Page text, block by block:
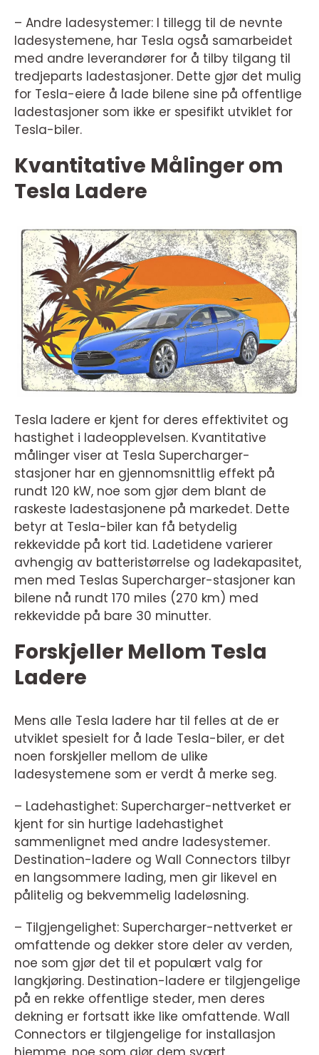
– Andre ladesystemer: I tillegg til de nevnte
ladesystemene, har Tesla også samarbeidet
med andre leverandører for å tilby tilgang til
tredjeparts ladestasjoner. Dette gjør det mulig
for Tesla-eiere å lade bilene sine på offentlige
ladestasjoner som ikke er spesifikt utviklet for
Tesla-biler.
Kvantitative Målinger om
Tesla Ladere
Tesla ladere er kjent for deres effektivitet og
hastighet i ladeopplevelsen. Kvantitative
målinger viser at Tesla Supercharger-
stasjoner har en gjennomsnittlig effekt på
rundt 120 kW, noe som gjør dem blant de
raskeste ladestasjonene på markedet. Dette
betyr at Tesla-biler kan få betydelig
rekkevidde på kort tid. Ladetidene varierer
avhengig av batteristørrelse og ladekapasitet,
men med Teslas Supercharger-stasjoner kan
bilene nå rundt 170 miles (270 km) med
rekkevidde på bare 30 minutter.
Forskjeller Mellom Tesla
Ladere
Mens alle Tesla ladere har til felles at de er
utviklet spesielt for å lade Tesla-biler, er det
noen forskjeller mellom de ulike
ladesystemene som er verdt å merke seg.
– Ladehastighet: Supercharger-nettverket er
kjent for sin hurtige ladehastighet
sammenlignet med andre ladesystemer.
Destination-ladere og Wall Connectors tilbyr
en langsommere lading, men gir likevel en
pålitelig og bekvemmelig ladeløsning.
– Tilgjengelighet: Supercharger-nettverket er
omfattende og dekker store deler av verden,
noe som gjør det til et populært valg for
langkjøring. Destination-ladere er tilgjengelige
på en rekke offentlige steder, men deres
dekning er fortsatt ikke like omfattende. Wall
Connectors er tilgjengelige for installasjon